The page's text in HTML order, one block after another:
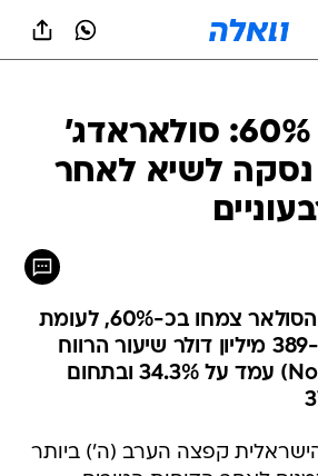
צמיחה של 60%: סולאראדג'
נסקה לשיא לאחר
ההכנסות מתחום הסולאר צמחו בכ-60%, לעומת
הרבעון המקביל ל-389 מיליון דולר שיעור הרווח
הגולמי (Non-GAAP) עמד על 34.3% ובתחום
קפצה הערב (ה') ביותר